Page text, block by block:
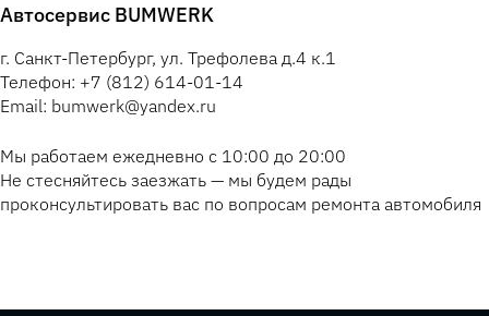
Автосервис BUMWERK
г. Санкт-Петербург, ул. Трефолева д.4 к.1
Телефон: +7 (812) 614-01-14
Email: bumwerk@yandex.ru
Мы работаем ежедневно с 10:00 до 20:00
Не стесняйтесь заезжать — мы будем рады
проконсультировать вас по вопросам ремонта автомобиля